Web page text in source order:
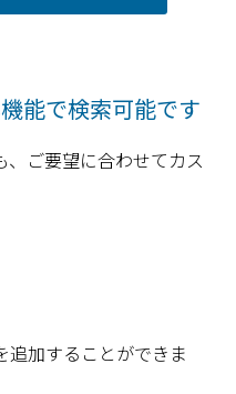
能で検索可能です
、ご要望に合わせてカス
追加することができま